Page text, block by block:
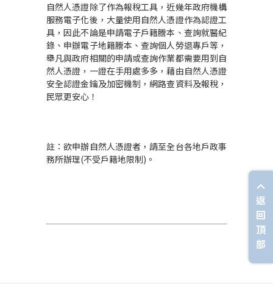
自然人憑證除了作為報稅工具，近幾年政府機構
服務電子化後，大量使用自然人憑證作為認證工
具，因此不論是申請電子戶籍謄本、查詢就醫紀
錄、申辦電子地籍謄本、查詢個人勞退專戶等，
舉凡與政府相關的申請或查詢作業都需要用到自
然人憑證，一證在手用處多多，藉由自然人憑證
安全認證金鑰及加密機制，網路查資料及報稅，
民眾更安心！
註：欲申辦自然人憑證者，請至全台各地戶政事
務所辦理(不受戶籍地限制)。
返
回
頂
部